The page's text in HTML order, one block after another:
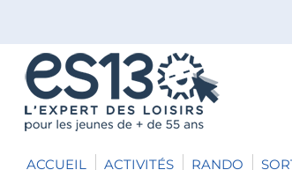
ACCUEIL ACTIVITÉS RANDO